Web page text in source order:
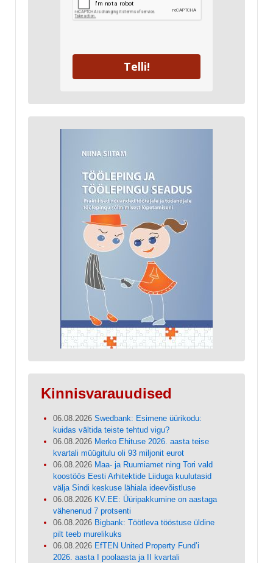
Telli!
Kinnisvarauudised
06.08.2026 Swedbank: Esimene üürikodu:
kuidas vältida teiste tehtud vigu?
06.08.2026 Merko Ehituse 2026. aasta teise
kvartali müügitulu oli 93 miljonit eurot
06.08.2026 Maa- ja Ruumiamet ning Tori vald
koostöös Eesti Arhitektide Liiduga kuulutasid
välja Sindi keskuse lähiala ideevõistluse
06.08.2026 KV.EE: Üüripakkumine on aastaga
vähenenud 7 protsenti
06.08.2026 Bigbank: Töötleva tööstuse üldine
pilt teeb murelikuks
06.08.2026 EfTEN United Property Fund’i
2026. aasta I poolaasta ja II kvartali